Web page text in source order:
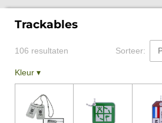
Trackables
106 resultaten Sorteer:
Kleur ▾